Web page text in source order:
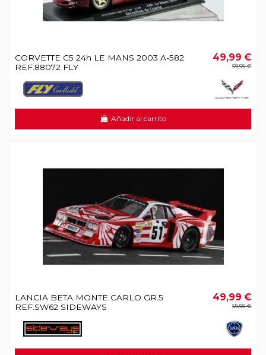
CORVETTE C5 24h LE MANS 2003 A-582
REF.88072 FLY
49,99 €
59,99 €
Añadir al carrito
LANCIA BETA MONTE CARLO GR.5
REF.SW62 SIDEWAYS
49,99 €
59,99 €